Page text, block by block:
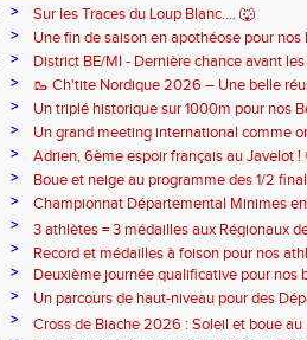
>
Sur les Traces du Loup Blanc.... 🐺
>
Une fin de saison en apothéose pour
>
District BE/MI - Dernière chance avant
>
🥾 Ch'tite Nordique 2026 – Une belle
>
Un triplé historique sur 1000m pour nos
>
Un grand meeting international comme
rendez-vous chaque année 🔥
>
Adrien, 6ème espoir français au Javelot !
>
Boue et neige au programme des 1/2
France de Cross ! ❄️
>
Championnat Départemental Minimes
distinction pour nos 3 athlètes qualifiés
>
3 athlètes = 3 médailles aux Régionaux
>
Record et médailles à foison pour nos
>
Deuxième journée qualificative pour nos
>
Un parcours de haut-niveau pour des
>
Cross de Biache 2026 : Soleil et boue